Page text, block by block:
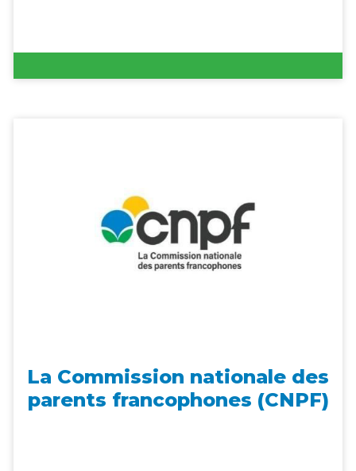
La Commission nationale des
parents francophones (CNPF)